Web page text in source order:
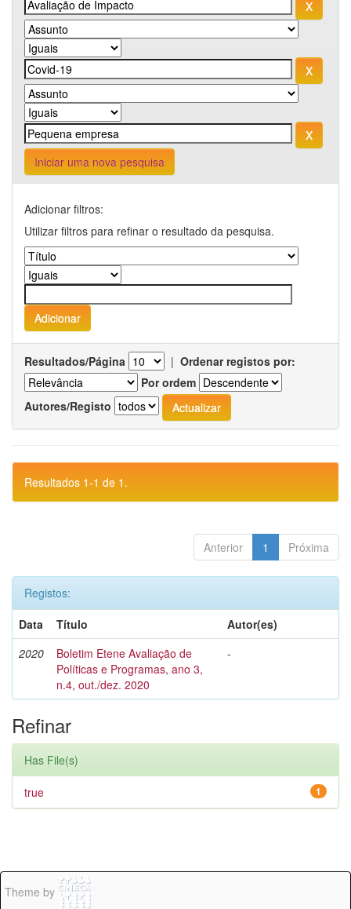
Iniciar uma nova pesquisa
Adicionar filtros:
Utilizar filtros para refinar o resultado da pesquisa.
Resultados/Página | Ordenar registos por:
Por ordem
Autores/Registo
Resultados 1-1 de 1.
Anterior 1 Próxima
Registos:
Data
Título
Autor(es)
2020
Boletim Etene Avaliação de
Políticas e Programas, ano 3,
n.4, out./dez. 2020
-
Refinar
Has File(s)
1
true
Theme by